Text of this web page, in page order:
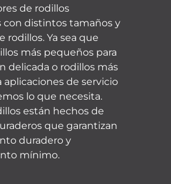
de rodillos
con distintos tamaños y
rodillos. Ya sea que
más pequeños para
delicada o rodillos más
aplicaciones de servicio
lo que necesita.
están hechos de
que garantizan
duradero y
mínimo.